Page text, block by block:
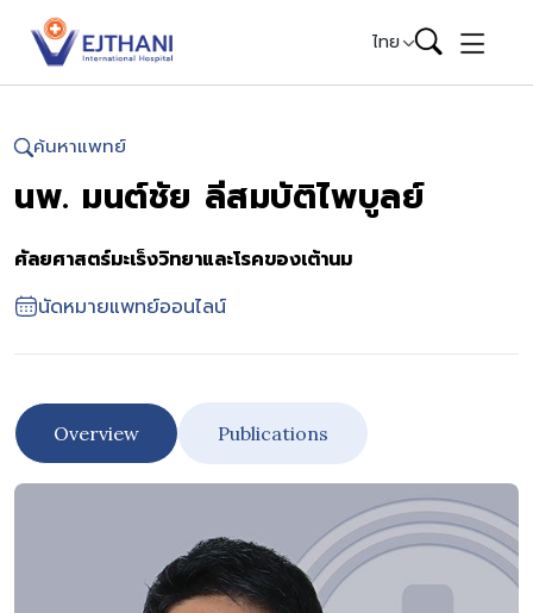
Skip to content
ไทย
ค้นหาแพทย์
นพ. มนต์ชัย ลีสมบัติไพบูลย์
ศัลยศาสตร์มะเร็งวิทยาและโรคของเต้านม
นัดหมายแพทย์ออนไลน์
Overview Publications